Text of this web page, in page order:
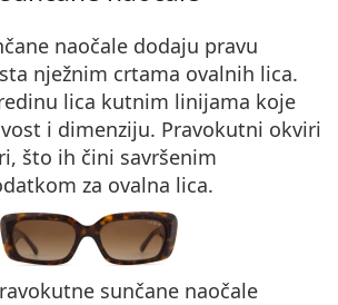
naočale dodaju pravu
nježnim crtama ovalnih lica.
lica kutnim linijama koje
i dimenziju. Pravokutni okviri
što ih čini savršenim
za ovalna lica.
sunčane naočale